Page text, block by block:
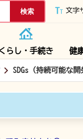
下
文字
らし・手続き 健
SDGs（持続可能な開